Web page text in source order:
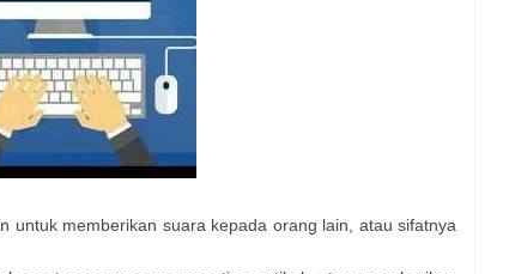
untuk memberikan suara kepada orang lain, atau sifatnya